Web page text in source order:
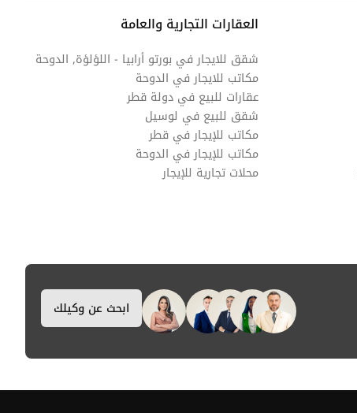
العقارات التجارية والعامة
شقق للايجار في بورتو أرابيا - اللؤلؤة, الدوحة
مكاتب للايجار في الدوحة
عقارات للبيع في دولة قطر
شقق للبيع في لوسيل
مكاتب للإيجار في قطر
مكاتب للإيجار في الدوحة
محلات تجارية للإيجار
ابحث عن وكيلك